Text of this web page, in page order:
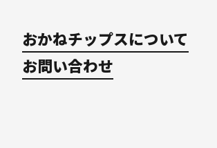
おかねチップスについて
お問い合わせ